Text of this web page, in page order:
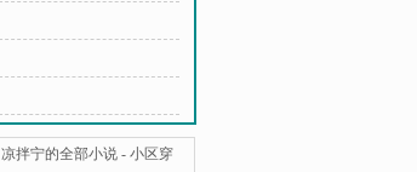
凉拌宁的全部小说 - 小区穿